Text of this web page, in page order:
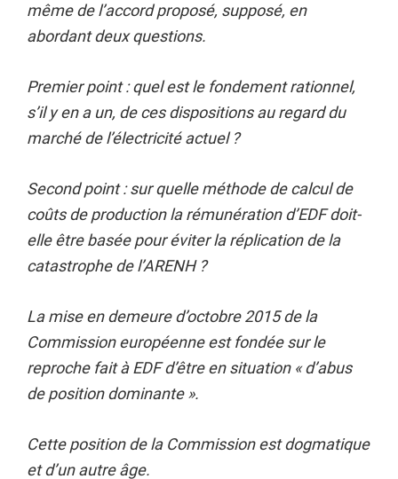
même de l’accord proposé, supposé, en
abordant deux questions.
Premier point : quel est le fondement rationnel,
s’il y en a un, de ces dispositions au regard du
marché de l’électricité actuel ?
Second point : sur quelle méthode de calcul de
coûts de production la rémunération d’EDF doit-
elle être basée pour éviter la réplication de la
catastrophe de l’ARENH ?
La mise en demeure d’octobre 2015 de la
Commission européenne est fondée sur le
reproche fait à EDF d’être en situation « d’abus
de position dominante ».
Cette position de la Commission est dogmatique
et d’un autre âge.